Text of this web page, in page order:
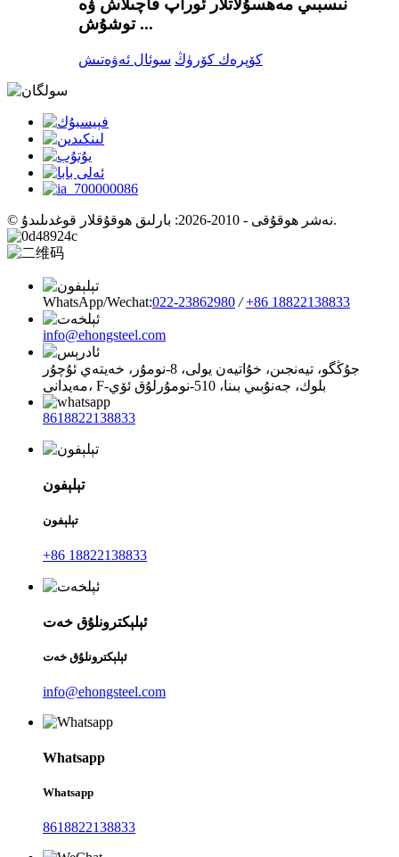
نىسبىي مەھسۇلاتلار ئوراپ قاچىلاش ۋە
توشۇش ...
كۆپرەك كۆرۈڭ سوئال ئەۋەتىش
© نەشر ھوقۇقى - 2010-2026: بارلىق ھوقۇقلار قوغدىلىدۇ.
WhatsApp/Wechat:022-23862980 / +86 18822138833
info@ehongsteel.com
جۇڭگو، تيەنجىن، خۇاتيەن يولى، 8-نومۇر، خەيتەي ئۇچۇر
مەيدانى، F-بلوك، جەنۇبىي بىنا، 510-نومۇرلۇق ئۆي
8618822138833
تېلېفون
تېلېفون
+86 18822138833
ئېلېكترونلۇق خەت
ئېلېكترونلۇق خەت
info@ehongsteel.com
Whatsapp
Whatsapp
8618822138833